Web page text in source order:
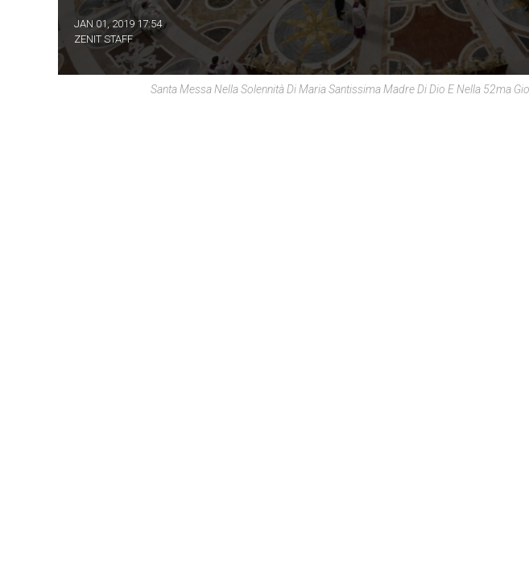
JAN 01, 2019 17:54
ZENIT STAFF
Santa Messa Nella Solennità Di Maria Santissima Madre Di Dio E Nella 52ma